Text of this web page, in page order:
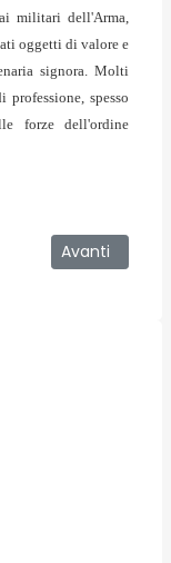
militari dell'Arma,
oggetti di valore e
signora. Molti
spesso
forze dell'ordine
Un Casellante
Articolo
Avanti